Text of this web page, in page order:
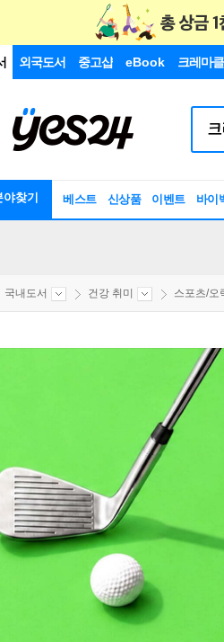
외국도서 중고샵 eBook 크레마
찾기 베스트 신상품 이벤트 바이
국내도서 건강 취미 스포츠/오